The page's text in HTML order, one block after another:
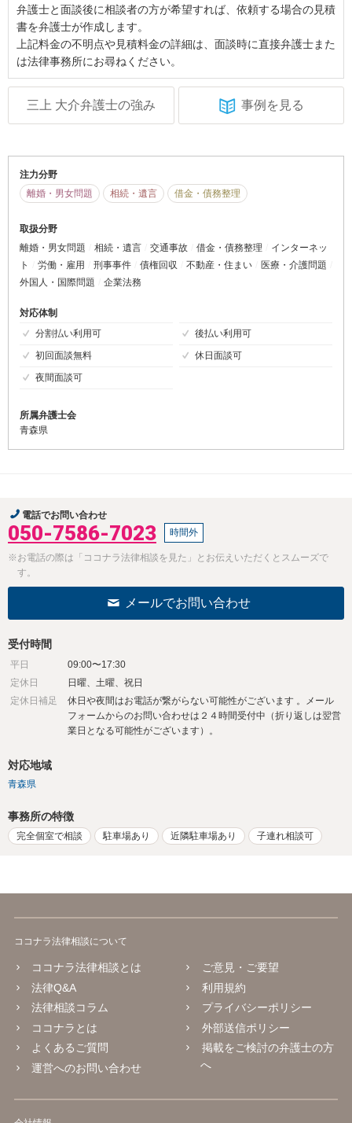
弁護士と面談後に相談者の方が希望すれば、依頼する場合の見積
書を弁護士が作成します。
上記料金の不明点や見積料金の詳細は、面談時に直接弁護士また
は法律事務所にお尋ねください。
三上 大介弁護士の強み 事例を見る
注力分野
離婚・男女問題
相続・遺言 借金・債務整理
取扱分野
離婚・男女問題
相続・遺言 交通事故 借金・債務整理
インターネッ
ト
労働・雇用 刑事事件 債権回収 不動産・住まい
医療・介護問題
外国人・国際問題
企業法務
対応体制
分割払い利用可
後払い利用可
初回面談無料
休日面談可
夜間面談可
所属弁護士会
青森県
電話でお問い合わせ
050-7586-7023 時間外
※お電話の際は「ココナラ法律相談を見た」とお伝えいただくとスムーズで
す。
メールでお問い合わせ
受付時間
平日
09:00〜17:30
定休日
日曜、土曜、祝日
定休日補足
休日や夜間はお電話が繋がらない可能性がございます 。メール
フォームからのお問い合わせは２４時間受付中（折り返しは翌営
業日となる可能性がございます）。
対応地域
青森県
事務所の特徴
完全個室で相談 駐車場あり 近隣駐車場あり 子連れ相談可
ココナラ法律相談について
ココナラ法律相談とは
法律Q&A
法律相談コラム
ココナラとは
よくあるご質問
運営へのお問い合わせ
ご意見・ご要望
利用規約
プライバシーポリシー
外部送信ポリシー
掲載をご検討の弁護士の方
へ